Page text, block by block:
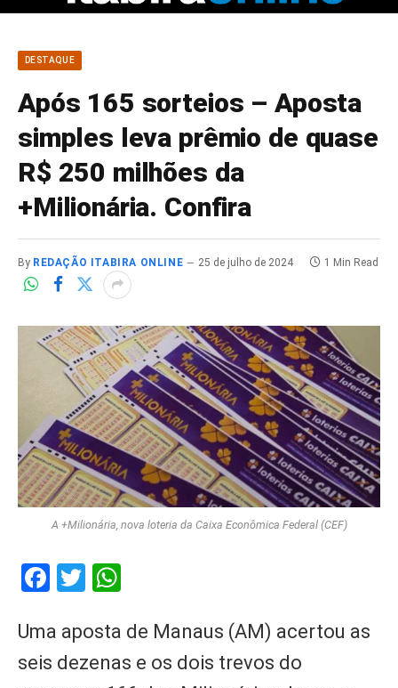
DESTAQUE
Após 165 sorteios – Aposta
simples leva prêmio de quase
R$ 250 milhões da
+Milionária. Confira
By REDAÇÃO ITABIRA ONLINE 25 de julho de 2024 1 Min Read
A +Milionária, nova loteria da Caixa Econômica Federal (CEF)
Facebook
Twitter
Uma aposta de Manaus (AM) acertou as
seis dezenas e os dois trevos do